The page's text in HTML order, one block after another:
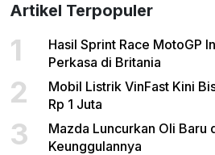
Artikel Terpopuler
1
Hasil Sprint Race MotoGP
Perkasa di Britania
2
Mobil Listrik VinFast Kini
Rp 1 Juta
3
Mazda Luncurkan Oli Baru
Keunggulannya